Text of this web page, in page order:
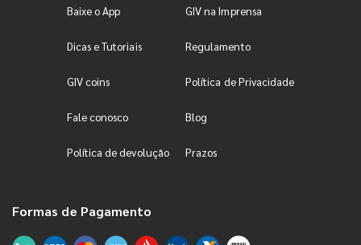
Baixe o App GIV na Imprensa
Dicas e Tutoriais Regulamento
GIV coins Política de Privacidade
Fale conosco Blog
Política de devolução Prazos
Formas de Pagamento